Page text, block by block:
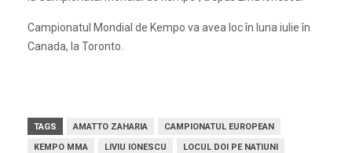
Campionatul Mondial de Kempo va avea loc în luna iulie în
Canada, la Toronto.
TAGS AMATTO ZAHARIA
CAMPIONATUL EUROPEAN
KEMPO MMA
LIVIU IONESCU
LOCUL DOI PE NATIUNI